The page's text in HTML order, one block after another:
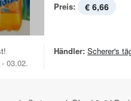
Preis: € 6,66
03.02.
Händler: Scherer's